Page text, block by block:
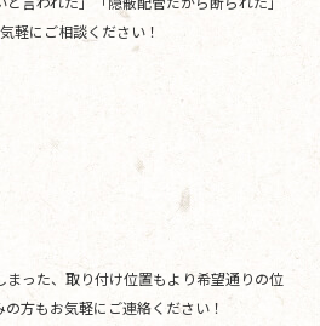
軽にご相談ください！
った、取り付け位置もより希望通りの位
方もお気軽にご連絡ください！